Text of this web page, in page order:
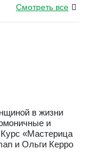
Смотреть все
в жизни
и
«Мастерица
и Ольги Керро